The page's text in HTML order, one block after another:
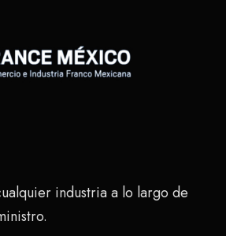
industria a lo largo de